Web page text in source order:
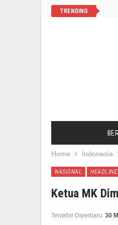
TRENDING
Home Indonesia
NASIONAL
Ketua MK
Terakhir Diperbaru 30